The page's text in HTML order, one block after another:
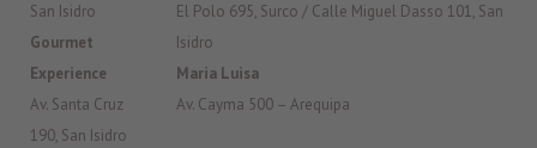
San Isidro
Gourmet
Experience
Av. Santa Cruz
190, San Isidro
El Polo 695, Surco / Calle Miguel Dasso 101, San
Isidro
Maria Luisa
Av. Cayma 500 – Arequipa